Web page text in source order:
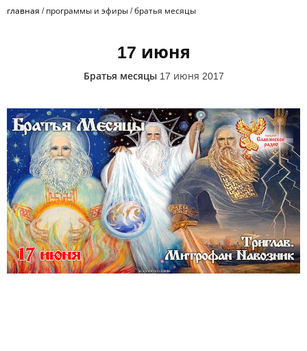
главная / программы и эфиры /братья месяцы
17 июня
Братья месяцы 17 июня 2017